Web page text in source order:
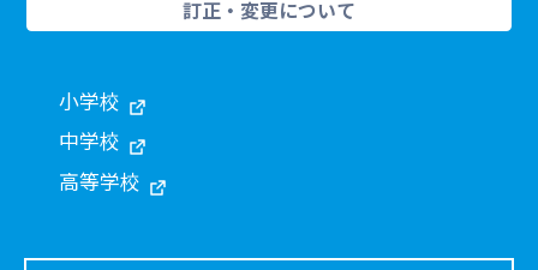
訂正・変更について
小学校
中学校
高等学校